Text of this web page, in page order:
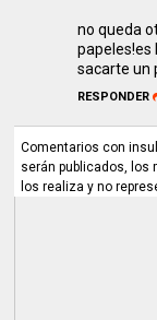
no queda
papeles!es
sacarte un
RESPONDER
Comentarios con
serán publicados, los
los realiza y no